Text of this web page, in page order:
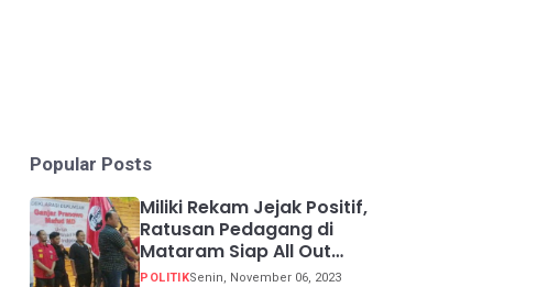
Popular Posts
Miliki Rekam Jejak Positif,
Ratusan Pedagang di
Mataram Siap All Out
Menangkan Ganjar-Mahfud
POLITIKSenin, November 06, 2023